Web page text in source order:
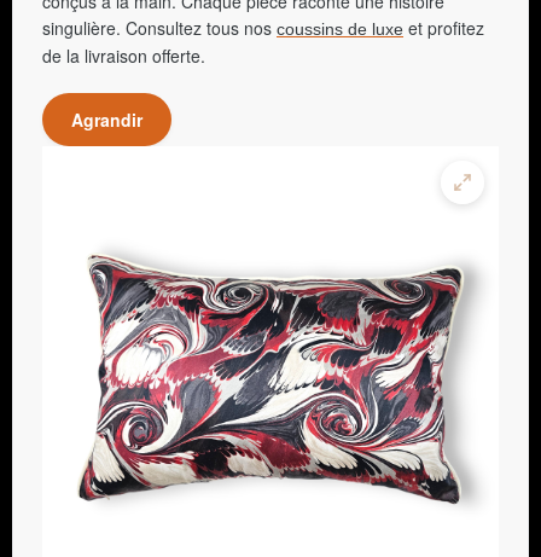
singulière. Consultez tous nos coussins de luxe et profitez
de la livraison offerte.
Agrandir